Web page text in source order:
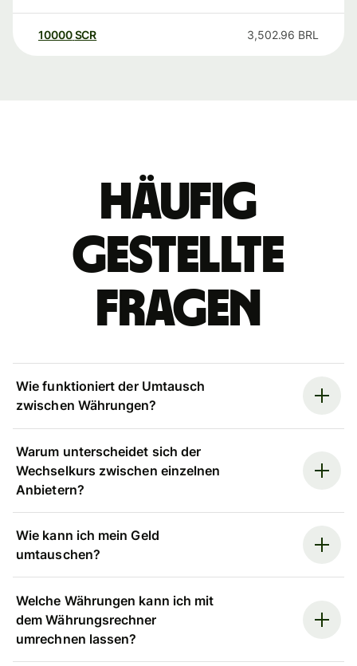
10000 SCR 3,502.96 BRL
Häufig
gestellte
Fragen
Wie funktioniert der Umtausch
zwischen Währungen?
Warum unterscheidet sich der
Wechselkurs zwischen einzelnen
Anbietern?
Wie kann ich mein Geld
umtauschen?
Welche Währungen kann ich mit
dem Währungsrechner
umrechnen lassen?